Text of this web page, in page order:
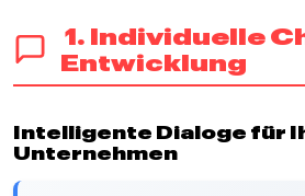
1. Individuelle
Entwicklung
Intelligente Dialoge für
Unternehmen